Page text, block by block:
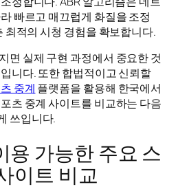
빠르고 매끄럽게 화질을 조정
최적의 시청 경험을 확보합니다.
면 실제 구현 과정에서 중요한 것
니다. 또한 합법적이고 신뢰할
중계 플랫폼을 활용해 한국에서
츠 중계 사이트를 비교하는 다음
쓰입니다.
용 가능한 주요 스
이트 비교